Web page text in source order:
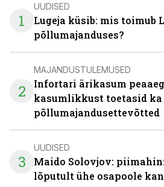
1
UUDISED
Lugeja küsib: mis toimub
põllumajanduses?
2
MAJANDUSTULEMUSED
Infortari ärikasum
kasumlikkust toetasid ka
põllumajandusettevõtted
3
UUDISED
Maido Solovjov:
lõputult ühe osapoole